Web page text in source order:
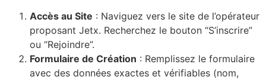
Accès au Site : Naviguez vers le site de l’opérateur
proposant Jetx. Recherchez le bouton “S’inscrire”
ou “Rejoindre”.
Formulaire de Création : Remplissez le formulaire
avec des données exactes et vérifiables (nom,